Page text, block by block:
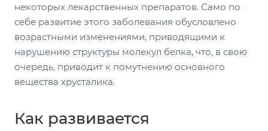
некоторых лекарственных препаратов. Само по
себе развитие этого заболевания обусловлено
возрастными изменениями, приводящими к
нарушению структуры молекул белка, что, в свою
очередь, приводит к помутнению основного
вещества хрусталика.
Как развивается